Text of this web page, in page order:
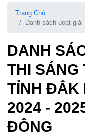
Trang Chủ
Danh sách đoạt
DANH
THI SÁNG
TỈNH ĐẮK
2024 -
ĐÔNG